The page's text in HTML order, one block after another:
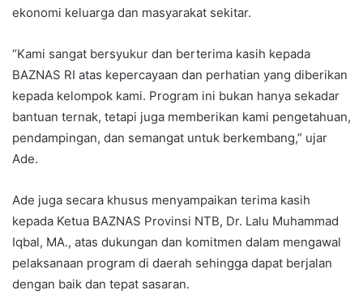
ekonomi keluarga dan masyarakat sekitar.
“Kami sangat bersyukur dan berterima kasih kepada
BAZNAS RI atas kepercayaan dan perhatian yang diberikan
kepada kelompok kami. Program ini bukan hanya sekadar
bantuan ternak, tetapi juga memberikan kami pengetahuan,
pendampingan, dan semangat untuk berkembang,” ujar
Ade.
Ade juga secara khusus menyampaikan terima kasih
kepada Ketua BAZNAS Provinsi NTB, Dr. Lalu Muhammad
Iqbal, MA., atas dukungan dan komitmen dalam mengawal
pelaksanaan program di daerah sehingga dapat berjalan
dengan baik dan tepat sasaran.